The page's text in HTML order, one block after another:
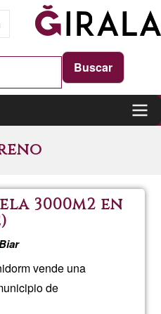
3000m2 en
vende una
de